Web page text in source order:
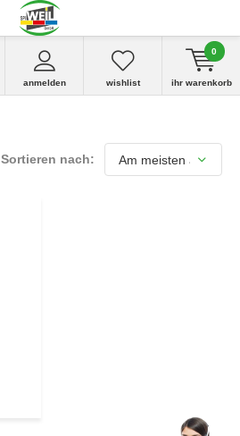
anmelden wishlist ihr warenkorb
0
Sortieren nach: